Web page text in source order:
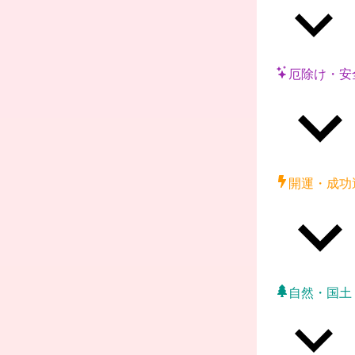
厄除け・安
開運・成功
自然・国土